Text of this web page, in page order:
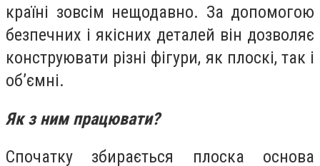
країні зовсім нещодавно. За допомогою
безпечних і якісних деталей він дозволяє
конструювати різні фігури, як плоскі, так і
об’ємні.
Як з ним працювати?
Спочатку збирається плоска основа